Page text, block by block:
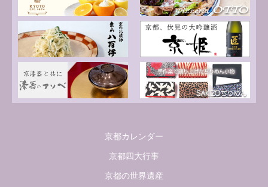
京都カレンダー
京都四大行事
京都の世界遺産